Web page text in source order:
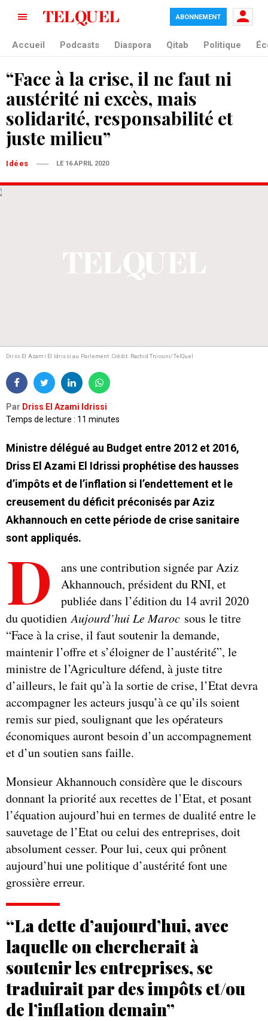
ABONNEMENT
Accueil Podcasts Diaspora Qitab Politique
“Face à la crise, il ne faut ni
austérité ni excès, mais
solidarité, responsabilité et
juste milieu”
Idées LE 16 APRIL 2020
Driss El Azami El Idrissi au Parlement. Crédit: Rachid Tniouni/TelQuel
Par Driss El Azami Idrissi
Temps de lecture : 11 minutes
Ministre délégué au Budget entre 2012 et 2016,
Driss El Azami El Idrissi prophétise des hausses
d’impôts et de l’inflation si l’endettement et le
creusement du déficit préconisés par Aziz
Akhannouch en cette période de crise sanitaire
sont appliqués.
D
ans une contribution signée par Aziz
Akhannouch, président du RNI, et
publiée dans l’édition du 14 avril 2020
du quotidienAujourd’hui Le Maroc sous le titre
“Face à la crise, il faut soutenir la demande,
maintenir l’offre et s’éloigner de l’austérité”, le
ministre de l’Agriculture défend, à juste titre
d’ailleurs, le fait qu’à la sortie de crise, l’Etat devra
accompagner les acteurs jusqu’à ce qu’ils soient
remis sur pied, soulignant que les opérateurs
économiques auront besoin d’un accompagnement
et d’un soutien sans faille.
Monsieur Akhannouch considère que le discours
donnant la priorité aux recettes de l’Etat, et posant
l’équation aujourd’hui en termes de dualité entre le
sauvetage de l’Etat ou celui des entreprises, doit
absolument cesser. Pour lui, ceux qui prônent
aujourd’hui une politique d’austérité font une
grossière erreur.
“La dette d’aujourd’hui, avec
laquelle on chercherait à
soutenir les entreprises, se
traduirait par des impôts et/ou
de l’inflation demain”